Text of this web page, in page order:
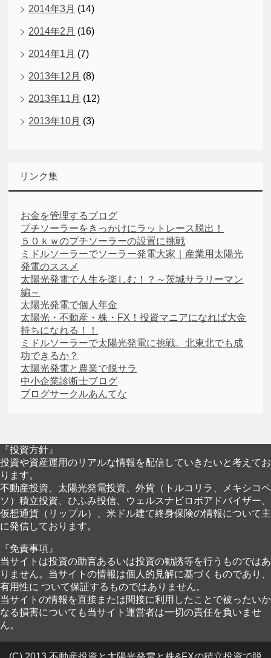
2014年3月 (14)
2014年2月 (16)
2014年1月 (7)
2013年12月 (8)
2013年11月 (12)
2013年10月 (3)
リンク集
お金を管理するブログ
プチソーラーをきっかけにラットレース脱出！
５０ｋｗのプチソーラーの設置に挑戦
ミドルソーラーでソーラー発電大家｜産業用太陽光
発電のススメ
太陽光発電で人生を楽しむ！？～茨城サラリーマン
編～
太陽光発電で個人年金
太陽光・不動産・株・FX！投資マニアになれば大金
持ちになれる！！
ミドルソーラーで太陽光発電に挑戦。北東北でも成
功できるか？
太陽光発電と農業で脱サラ
中小企業診断士ブログ
ブログサークルあんてな
『投資方針』
投資や資産運用のリアルな情報を配信していきたいと考えてお
ります。
不動産投資、太陽光発電投資、外貨（トルコリラ、メキシコペ
ソ）積立投資、ひふみ投信、ウェルスナビロボアドバイザー、
仮想通貨（リップル）、米ドル建て終身保険の情報について主
に発信しております。
『免責事項』
当サイトは投資の助言あるいは投資の勧誘等を行うものではあ
りません。当サイトの情報は個人的見解に基づくものであり、
有用性に ついて保証するものではありません。
当サイトの情報を直接または間接に利用したことで被ったいか
なる損害についても当サイト運営者は一切の責任を負いませ
ん。